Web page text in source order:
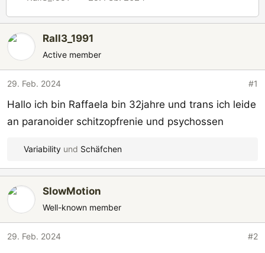
s
t
e
l
l
r
s
t
e
l
a
m
Rall3_1991
Active member
29. Feb. 2024 #1
Hallo ich bin Raffaela bin 32jahre und trans ich leide
an paranoider schitzopfrenie und psychossen
e
k
o
Variability und Schäfchen
SlowMotion
Well-known member
29. Feb. 2024 #2